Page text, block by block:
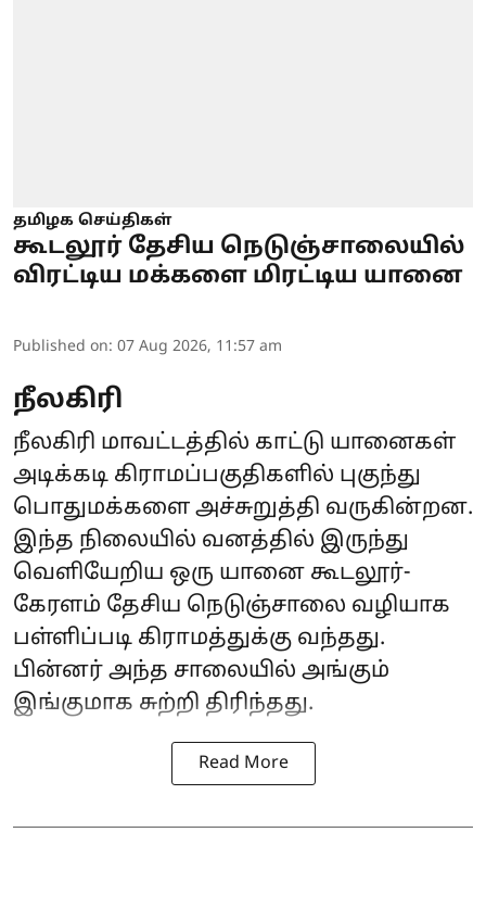
தமிழக செய்திகள்
கூடலூர் தேசிய நெடுஞ்சாலையில்
விரட்டிய மக்களை மிரட்டிய யானை
Published on: 07 Aug 2026, 11:57 am
நீலகிரி
நீலகிரி மாவட்டத்தில் காட்டு யானைகள்
அடிக்கடி கிராமப்பகுதிகளில் புகுந்து
பொதுமக்களை அச்சுறுத்தி வருகின்றன.
இந்த நிலையில் வனத்தில் இருந்து
வெளியேறிய ஒரு யானை கூடலூர்-
கேரளம் தேசிய நெடுஞ்சாலை வழியாக
பள்ளிப்படி கிராமத்துக்கு வந்தது.
பின்னர் அந்த சாலையில் அங்கும்
இங்குமாக சுற்றி திரிந்தது.
Read More